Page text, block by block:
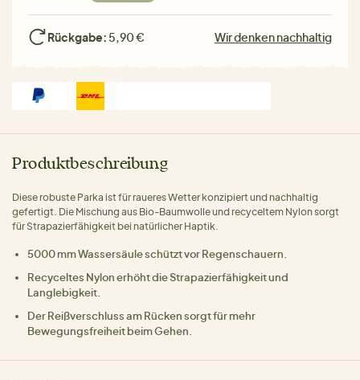
Rückgabe: 5,90 € Wir denken nachhaltig
Produktbeschreibung
Diese robuste Parka ist für raueres Wetter konzipiert und nachhaltig
gefertigt. Die Mischung aus Bio-Baumwolle und recyceltem Nylon sorgt
für Strapazierfähigkeit bei natürlicher Haptik.
5000 mm Wassersäule schützt vor Regenschauern.
Recyceltes Nylon erhöht die Strapazierfähigkeit und
Langlebigkeit.
Der Reißverschluss am Rücken sorgt für mehr
Bewegungsfreiheit beim Gehen.